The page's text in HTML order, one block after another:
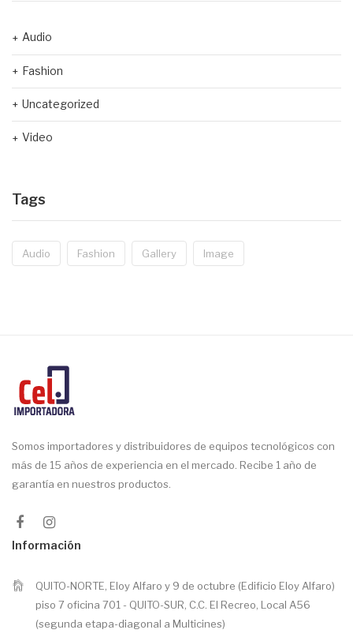
Audio
Fashion
Uncategorized
Video
Tags
Audio Fashion Gallery Image
Somos importadores y distribuidores de equipos tecnológicos con
más de 15 años de experiencia en el mercado. Recibe 1 año de
garantía en nuestros productos.
Información
QUITO-NORTE, Eloy Alfaro y 9 de octubre (Edificio Eloy Alfaro)
piso 7 oficina 701 - QUITO-SUR, C.C. El Recreo, Local A56
(segunda etapa-diagonal a Multicines)